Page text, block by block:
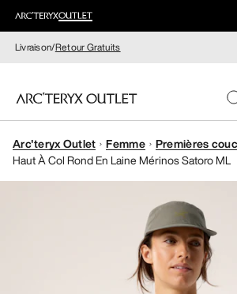
Livraison/Retour Gratuits
FEMME
Arc'teryx Outlet Femme
Premières
Haut À Col Rond En Laine Mérinos Satoro ML